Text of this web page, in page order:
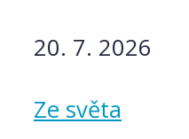
20. 7. 2026
Ze světa